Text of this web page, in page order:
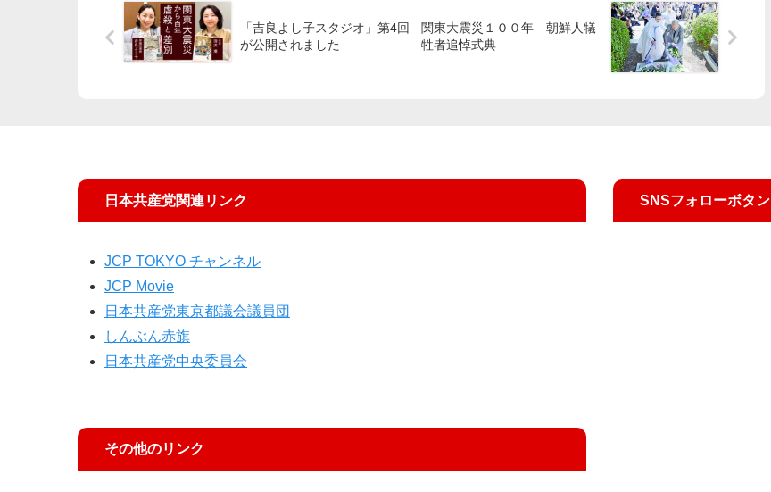
「吉良よし子スタジオ」第4回
が公開されました
関東大震災１００年 朝鮮人犠
牲者追悼式典
日本共産党関連リンク
JCP TOKYO チャンネル
JCP Movie
日本共産党東京都議会議員団
しんぶん赤旗
日本共産党中央委員会
その他のリンク
SNSフォローボタン